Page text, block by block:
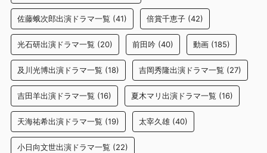
佐藤蛾次郎出演ドラマ一覧 (41) 倍賞千恵子 (42)
光石研出演ドラマ一覧 (20) 前田吟 (40) 動画 (185)
及川光博出演ドラマ一覧 (18) 吉岡秀隆出演ドラマ一覧 (27)
吉田羊出演ドラマ一覧 (16) 夏木マリ出演ドラマ一覧 (16)
天海祐希出演ドラマ一覧 (19) 太宰久雄 (40)
小日向文世出演ドラマ一覧 (22)